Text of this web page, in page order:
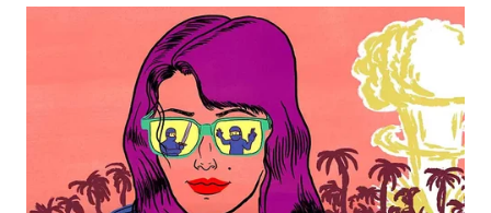
TANGERANG
CIREBON